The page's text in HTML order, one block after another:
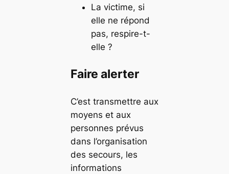
La victime, si
elle ne répond
pas, respire-t-
elle ?
Faire alerter
C’est transmettre aux
moyens et aux
personnes prévus
dans l’organisation
des secours, les
informations